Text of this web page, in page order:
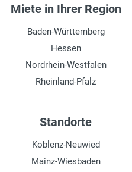
Miete in Ihrer Region
Baden-Württemberg
Hessen
Nordrhein-Westfalen
Rheinland-Pfalz
Standorte
Koblenz-Neuwied
Mainz-Wiesbaden